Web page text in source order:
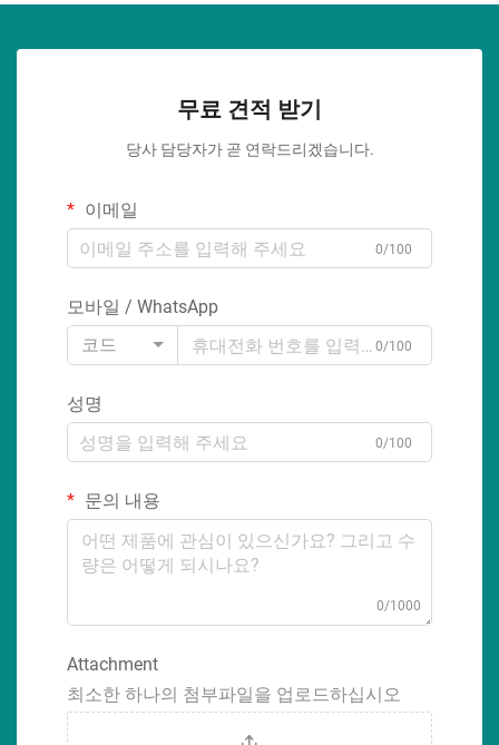
무료 견적 받기
당사 담당자가 곧 연락드리겠습니다.
이메일
0/100
모바일 / WhatsApp
코드
0/100
성명
0/100
문의 내용
0/1000
Attachment
최소한 하나의 첨부파일을 업로드하십시오